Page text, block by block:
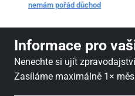
nemám pořád důchod
Informace pro
Nenechte si ujít
Zasíláme maximálně 1×